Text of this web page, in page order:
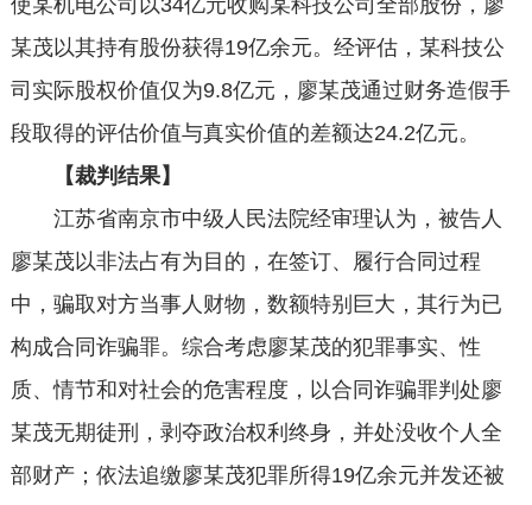
使某机电公司以34亿元收购某科技公司全部股份，廖
某茂以其持有股份获得19亿余元。经评估，某科技公
司实际股权价值仅为9.8亿元，廖某茂通过财务造假手
段取得的评估价值与真实价值的差额达24.2亿元。
【裁判结果】
江苏省南京市中级人民法院经审理认为，被告人
廖某茂以非法占有为目的，在签订、履行合同过程
中，骗取对方当事人财物，数额特别巨大，其行为已
构成合同诈骗罪。综合考虑廖某茂的犯罪事实、性
质、情节和对社会的危害程度，以合同诈骗罪判处廖
某茂无期徒刑，剥夺政治权利终身，并处没收个人全
部财产；依法追缴廖某茂犯罪所得19亿余元并发还被